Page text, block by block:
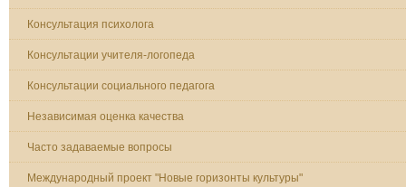
Консультация психолога
Консультации учителя-логопеда
Консультации социального педагога
Независимая оценка качества
Часто задаваемые вопросы
Международный проект "Новые горизонты культуры"